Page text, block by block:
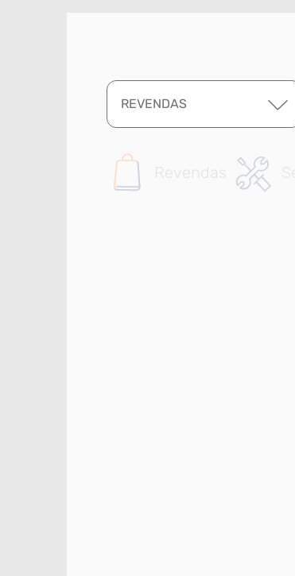
REVENDAS
Revendas